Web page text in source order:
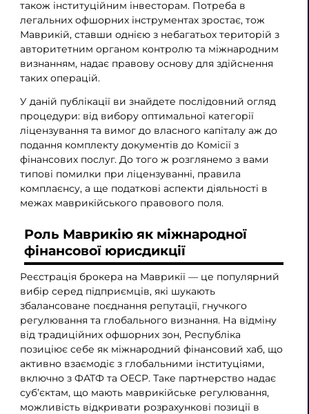
також інституційним інвесторам. Потреба в
легальних офшорних інструментах зростає, тож
Маврикій, ставши однією з небагатьох територій з
авторитетним органом контролю та міжнародним
визнанням, надає правову основу для здійснення
таких операцій.
У даній публікації ви знайдете послідовний огляд
процедури: від вибору оптимальної категорії
ліцензування та вимог до власного капіталу аж до
подання комплекту документів до Комісії з
фінансових послуг. До того ж розглянемо з вами
типові помилки при ліцензуванні, правила
комплаєнсу, а ще податкові аспекти діяльності в
межах маврикійського правового поля.
Роль Маврикію як міжнародної
фінансової юрисдикції
Реєстрація брокера на Маврикії — це популярний
вибір серед підприємців, які шукають
збалансоване поєднання репутації, гнучкого
регулювання та глобального визнання. На відміну
від традиційних офшорних зон, Республіка
позиціює себе як міжнародний фінансовий хаб, що
активно взаємодіє з глобальними інституціями,
включно з ФАТФ та ОЕСР. Таке партнерство надає
суб’єктам, що мають маврикійське регулювання,
можливість відкривати розрахункові позиції в